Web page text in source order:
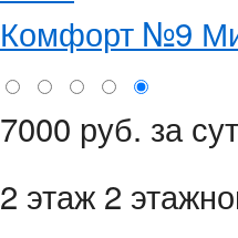
Комфорт №9
7000 руб. за
2 этаж 2